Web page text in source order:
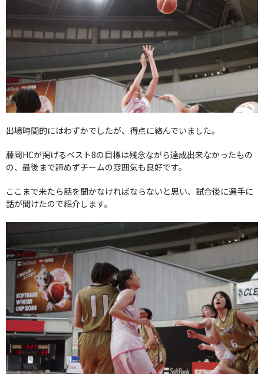
出場時間的にはわずかでしたが、得点に絡んでいました。
藤岡HCが掲げるベスト8の目標は残念ながら達成出来なかったもの
の、最後まで諦めずチームの雰囲気も良好です。
ここまで来たら話を聞かなければならないと思い、試合後に選手に
話が聞けたので紹介します。